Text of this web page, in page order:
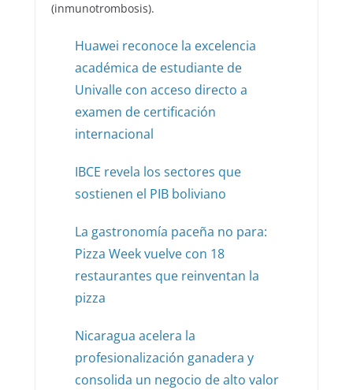
(inmunotrombosis).
Huawei reconoce la excelencia
académica de estudiante de
Univalle con acceso directo a
examen de certificación
internacional
IBCE revela los sectores que
sostienen el PIB boliviano
La gastronomía paceña no para:
Pizza Week vuelve con 18
restaurantes que reinventan la
pizza
Nicaragua acelera la
profesionalización ganadera y
consolida un negocio de alto valor